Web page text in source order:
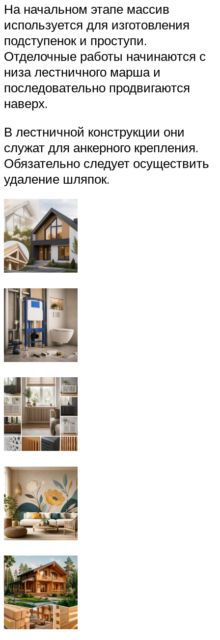
На начальном этапе массив
используется для изготовления
подступенок и проступи.
Отделочные работы начинаются с
низа лестничного марша и
последовательно продвигаются
наверх.
В лестничной конструкции они
служат для анкерного крепления.
Обязательно следует осуществить
удаление шляпок.